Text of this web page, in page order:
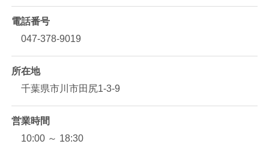
電話番号
047-378-9019
所在地
千葉県市川市田尻1-3-9
営業時間
10:00 ～ 18:30